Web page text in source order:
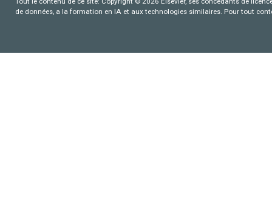
de données, a la formation en IA et aux technologies similaires. Pour tout